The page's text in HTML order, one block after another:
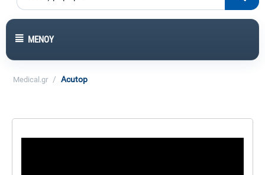
ΜΕΝΟΎ
Medical.gr / Acutop